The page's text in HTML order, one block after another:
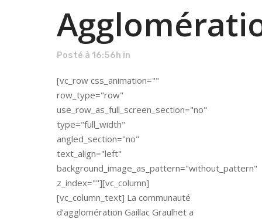
Posté à 16:56h in
[vc_row css_animation=""
row_type="row"
use_row_as_full_screen_section="no"
type="full_width"
angled_section="no"
text_align="left"
background_image_as_pattern="without_pattern"
z_index=""][vc_column]
[vc_column_text] La communauté
d’agglomération Gaillac Graulhet a